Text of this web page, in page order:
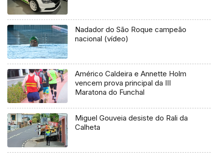
Nadador do São Roque campeão
nacional (vídeo)
Américo Caldeira e Annette Holm
vencem prova principal da III
Maratona do Funchal
Miguel Gouveia desiste do Rali da
Calheta